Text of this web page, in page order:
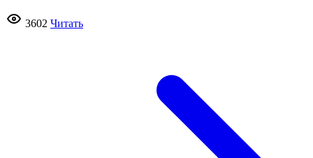
3602 Читать